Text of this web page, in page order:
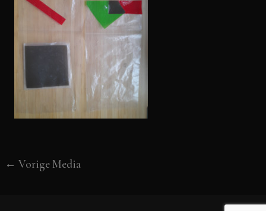
← Vorige Media